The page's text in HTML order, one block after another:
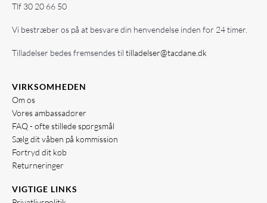
Tlf 30 20 66 50
Vi bestræber os på at besvare din henvendelse inden for 24 timer.
Tilladelser bedes fremsendes til tilladelser@tacdane.dk
VIRKSOMHEDEN
Om os
Vores ambassadører
FAQ - ofte stillede spørgsmål
Sælg dit våben på kommission
Fortryd dit køb
Returneringer
VIGTIGE LINKS